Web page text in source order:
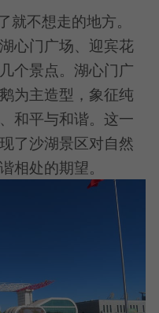
不想走的地方。
心门广场、迎宾花
个景点。湖心门广
为主造型，象征纯
和平与和谐。这一
了沙湖景区对自然
相处的期望。